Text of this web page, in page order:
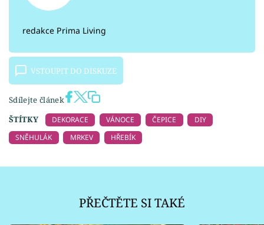
redakce Prima Living
VSTOUPIT DO DISKUZE
Sdílejte článek
ŠTÍTKY
DEKORACE VÁNOCE ČEPICE
DIY
SNĚHULÁK
MRKEV HŘEBÍK
PŘEČTĚTE SI TAKÉ